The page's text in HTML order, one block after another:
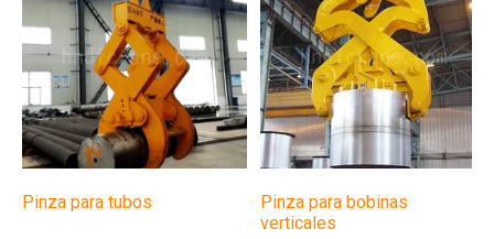
Pinza para tubos Pinza para bobinas
verticales